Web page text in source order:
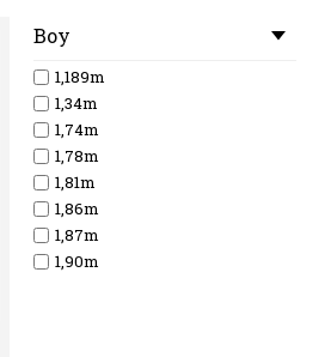
Boy
1,189m
1,34m
1,74m
1,78m
1,81m
1,86m
1,87m
1,90m